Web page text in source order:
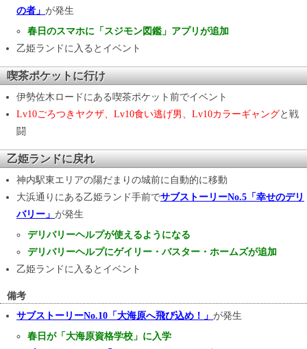
の者」 が発生
春日のスマホに「スジモン図鑑」アプリが追加
乙姫ランドに入るとイベント
喫茶ポケットに行け
伊勢佐木ロードにある喫茶ポケット前でイベント
Lv10ごろつきヤクザ、Lv10食い逃げ男、Lv10カラーギャングと戦
闘
乙姫ランドに戻れ
神内駅東エリアの陽だまりの城前に自動的に移動
大浜通りにある乙姫ランド手前でサブストーリーNo.5「幸せのデリ
バリー」 が発生
デリバリーヘルプが使えるようになる
デリバリーヘルプにゲイリー・バスター・ホームズが追加
乙姫ランドに入るとイベント
備考
サブストーリーNo.10「大海原へ飛び込め！」 が発生
春日が「大海原資格学校」に入学